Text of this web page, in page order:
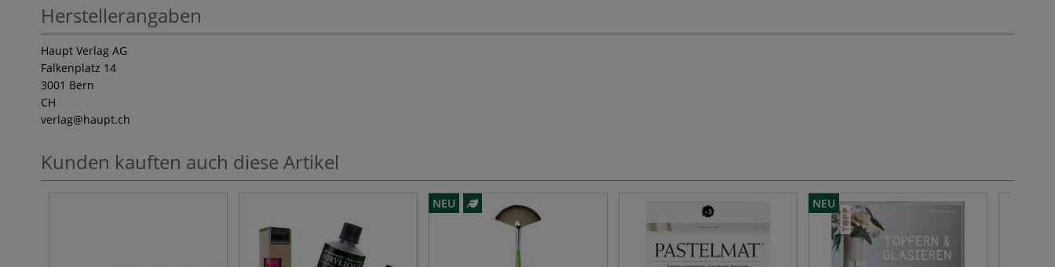
Herstellerangaben
Haupt Verlag AG
Falkenplatz 14
3001 Bern
CH
verlag@haupt.ch
Kunden kauften auch diese Artikel
NEU NEU